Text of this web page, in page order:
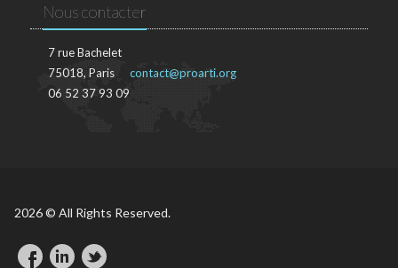
Nous contacter
7 rue Bachelet
75018, Paris
06 52 37 93 09
contact@proarti.org
2026 © All Rights Reserved.